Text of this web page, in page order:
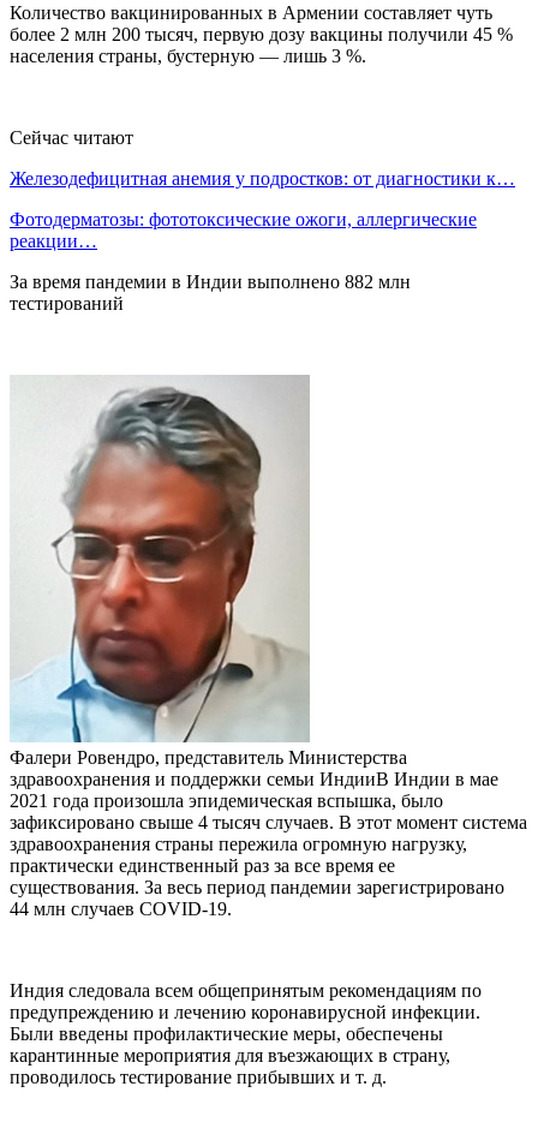
Количество вакцинированных в Армении составляет чуть
более 2 млн 200 тысяч, первую дозу вакцины получили 45 %
населения страны, бустерную — лишь 3 %.
Сейчас читают
Железодефицитная анемия у подростков: от диагностики к…
Фотодерматозы: фототоксические ожоги, аллергические
реакции…
За время пандемии в Индии выполнено 882 млн
тестирований
Фалери Ровендро, представитель Министерства
здравоохранения и поддержки семьи ИндииВ Индии в мае
2021 года произошла эпидемическая вспышка, было
зафиксировано свыше 4 тысяч случаев. В этот момент система
здравоохранения страны пережила огромную нагрузку,
практически единственный раз за все время ее
существования. За весь период пандемии зарегистрировано
44 млн случаев COVID-19.
Индия следовала всем общепринятым рекомендациям по
предупреждению и лечению коронавирусной инфекции.
Были введены профилактические меры, обеспечены
карантинные мероприятия для въезжающих в страну,
проводилось тестирование прибывших и т. д.